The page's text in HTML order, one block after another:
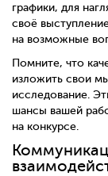
графики, для
своё
на возможные
Помните, что
изложить свои
исследование.
шансы вашей
на конкурсе.